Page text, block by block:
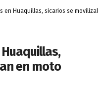
en Huaquillas, sicarios se
en moto